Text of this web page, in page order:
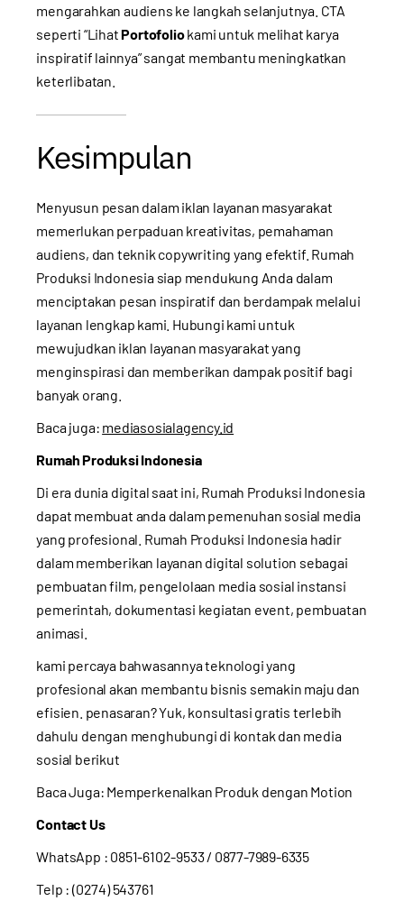
mengarahkan audiens ke langkah selanjutnya. CTA
seperti “LihatPortofoliokami untuk melihat karya
inspiratif lainnya” sangat membantu meningkatkan
keterlibatan.
Kesimpulan
Menyusun pesan dalam iklan layanan masyarakat
memerlukan perpaduan kreativitas, pemahaman
audiens, dan teknik copywriting yang efektif. Rumah
Produksi Indonesia siap mendukung Anda dalam
menciptakan pesan inspiratif dan berdampak melalui
layanan lengkap kami. Hubungi kami untuk
mewujudkan iklan layanan masyarakat yang
menginspirasi dan memberikan dampak positif bagi
banyak orang.
Baca juga: mediasosialagency.id
Rumah Produksi Indonesia
Di era dunia digital saat ini, Rumah Produksi Indonesia
dapat membuat anda dalam pemenuhan sosial media
yang profesional. Rumah Produksi Indonesia hadir
dalam memberikan layanan digital solution sebagai
pembuatan film, pengelolaan media sosial instansi
pemerintah, dokumentasi kegiatan event, pembuatan
animasi.
kami percaya bahwasannya teknologi yang
profesional akan membantu bisnis semakin maju dan
efisien. penasaran? Yuk, konsultasi gratis terlebih
dahulu dengan menghubungi di kontak dan media
sosial berikut
Baca Juga: Memperkenalkan Produk dengan Motion
Contact Us
WhatsApp : 0851-6102-9533/ 0877-7989-6335
Telp : (0274) 543761